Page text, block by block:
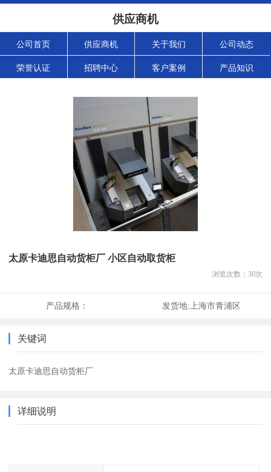
供应商机
公司首页 供应商机 关于我们 公司动态
荣誉认证 招聘中心 客户案例 产品知识
太原卡迪思自动货柜厂 小区自动取货柜
浏览次数： 30次
产品规格： 发货地: 上海市青浦区
关键词
太原卡迪思自动货柜厂
详细说明